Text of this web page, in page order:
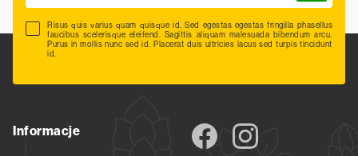
Risus quis varius quam quisque id. Sed egestas egestas fringilla phasellus
faucibus scelerisque eleifend. Sagittis aliquam malesuada bibendum arcu.
Purus in mollis nunc sed id. Placerat duis ultricies lacus sed turpis tincidunt
id.
Informacje